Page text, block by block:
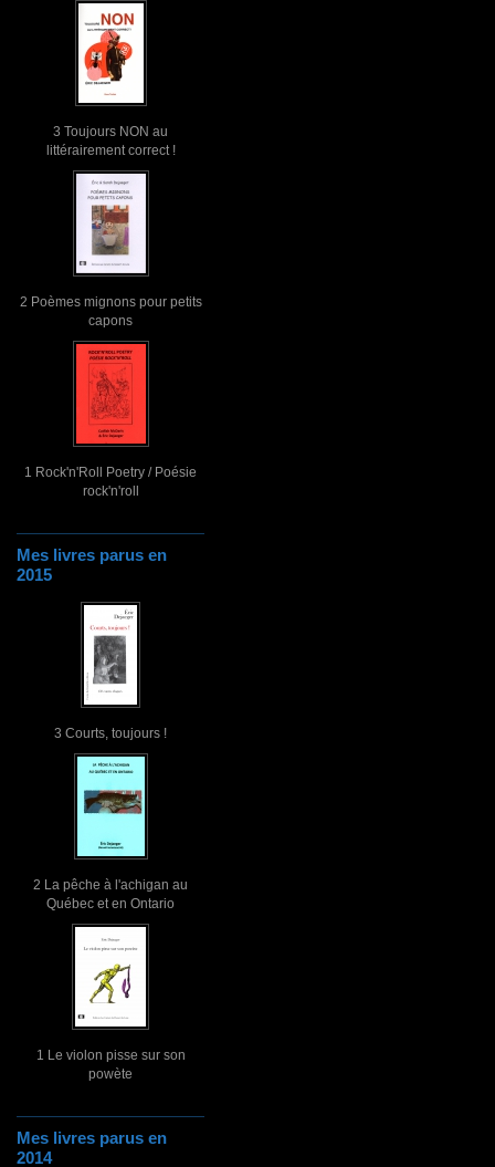
3 Toujours NON au
littérairement correct !
2 Poèmes mignons pour petits
capons
1 Rock'n'Roll Poetry / Poésie
rock'n'roll
Mes livres parus en
2015
3 Courts, toujours !
2 La pêche à l'achigan au
Québec et en Ontario
1 Le violon pisse sur son
powète
Mes livres parus en
2014